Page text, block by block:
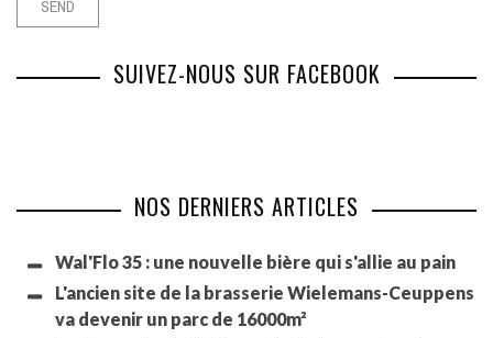
SUIVEZ-NOUS SUR FACEBOOK
NOS DERNIERS ARTICLES
Wal'Flo 35 : une nouvelle bière qui s'allie au pain
L'ancien site de la brasserie Wielemans-Ceuppens
va devenir un parc de 16000m²